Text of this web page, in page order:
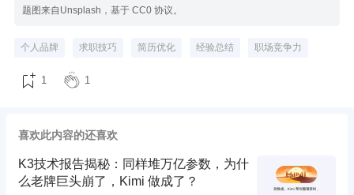
题图来自Unsplash，基于 CC0 协议。
个人品牌 求职技巧 简历优化 经验总结 职场竞争力
1 1
喜欢此内容的还喜欢
K3技术报告揭秘：同样堆万亿参数，为什
么老牌巨头崩了，Kimi 做成了？